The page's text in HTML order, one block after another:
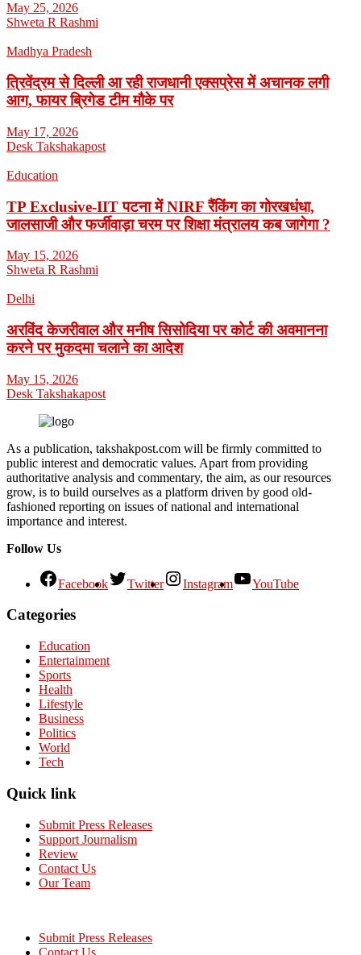
May 25, 2026
Shweta R Rashmi
Madhya Pradesh
त्रिवेंद्रम से दिल्ली आ रही राजधानी एक्सप्रेस में अचानक लगी
आग, फायर ब्रिगेड टीम मौके पर
May 17, 2026
Desk Takshakapost
Education
TP Exclusive-IIT पटना में NIRF रैंकिंग का गोरखधंधा,
जालसाजी और फर्जीवाड़ा चरम पर शिक्षा मंत्रालय कब जागेगा ?
May 15, 2026
Shweta R Rashmi
Delhi
अरविंद केजरीवाल और मनीष सिसोदिया पर कोर्ट की अवमानना
करने पर मुकदमा चलाने का आदेश
May 15, 2026
Desk Takshakapost
As a publication, takshakpost.com will be firmly committed to
public interest and democratic values. Apart from providing
authoritative analysis and commentary, the aim, as our resources
grow, is to build ourselves as a platform driven by good old-
fashioned reporting on issues of national and international
importance and interest.
Follow Us
Facebook Twitter Instagram YouTube
Categories
Education
Entertainment
Sports
Health
Lifestyle
Business
Politics
World
Tech
Quick link
Submit Press Releases
Support Journalism
Review
Contact Us
Our Team
Submit Press Releases
Contact Us